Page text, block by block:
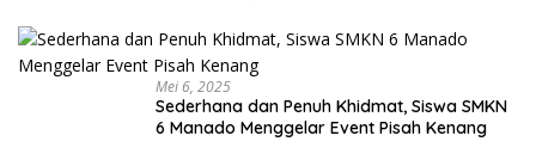
Mei 6, 2025
Sederhana dan Penuh Khidmat, Siswa SMKN
6 Manado Menggelar Event Pisah Kenang